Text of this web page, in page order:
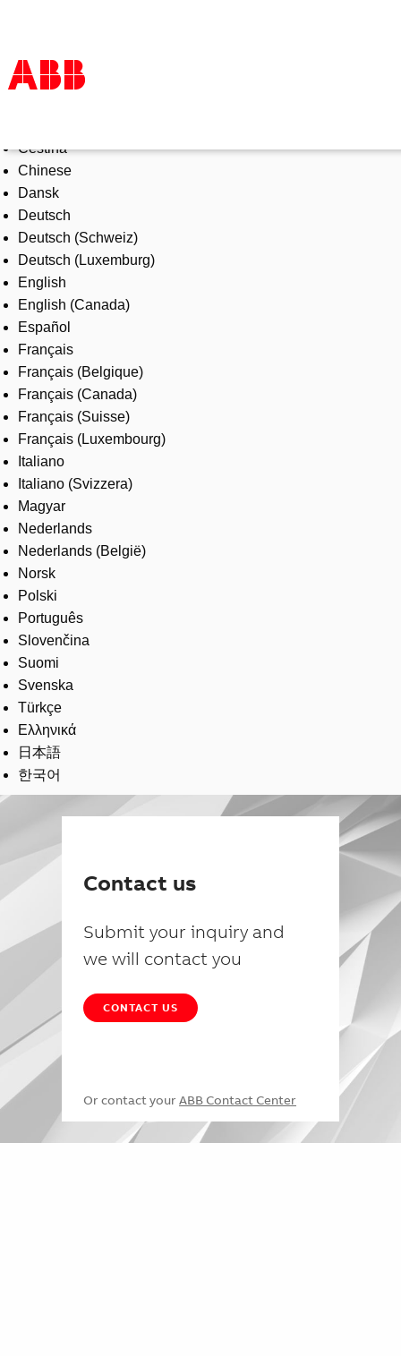
Products & Solutions
Industries
Services
About us
Where to buy
Contact us
Careers
Čeština
Chinese
Dansk
Deutsch
Deutsch (Schweiz)
Deutsch (Luxemburg)
English
English (Canada)
Español
Français
Français (Belgique)
Français (Canada)
Français (Suisse)
Français (Luxembourg)
Italiano
Italiano (Svizzera)
Magyar
Nederlands
Nederlands (België)
Norsk
Polski
Português
Slovenčina
Suomi
Svenska
Türkçe
Ελληνικά
日本語
한국어
Contact us
Submit your inquiry and
we will contact you
CONTACT US
Or contact your ABB Contact Center